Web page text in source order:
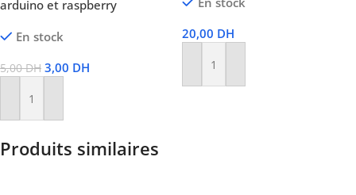
arduino et raspberry
En stock
5,00DH 3,00 DH
Ajouter Au Panier
20,00 DH
Ajouter Au Panier
Produits similaires